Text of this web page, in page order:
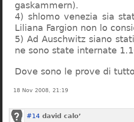
gaskammern).
4) shlomo venezia sia
Liliana Fargion non lo
5) Ad Auschwitz siano
ne sono state internate
Dove sono le prove di
18 Nov 2008, 21:19
#14 david calo’